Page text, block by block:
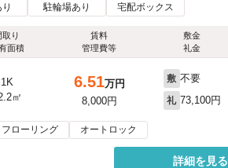
駐輪場あり 宅配ボックス
取り
面積
賃料
管理費等
敷金
礼金
1K
㎡
6.51万円
8,000円
敷 不要
礼 73,100円
フローリング オートロック
詳細を見る